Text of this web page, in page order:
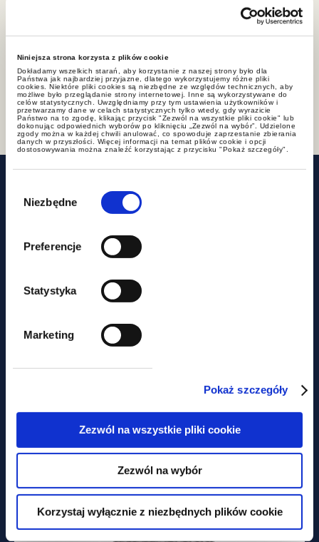
Niniejsza strona korzysta z plików cookie
Dokładamy wszelkich starań, aby korzystanie z naszej strony było dla
Państwa jak najbardziej przyjazne, dlatego wykorzystujemy różne pliki
cookies. Niektóre pliki cookies są niezbędne ze względów technicznych, aby
możliwe było przeglądanie strony internetowej. Inne są wykorzystywane do
celów statystycznych. Uwzględniamy przy tym ustawienia użytkowników i
przetwarzamy dane w celach statystycznych tylko wtedy, gdy wyrazicie
Państwo na to zgodę, klikając przycisk "Zezwól na wszystkie pliki cookie" lub
dokonując odpowiednich wyborów po kliknięciu „Zezwól na wybór”. Udzielone
zgody można w każdej chwili anulować, co spowoduje zaprzestanie zbierania
danych w przyszłości. Więcej informacji na temat plików cookie i opcji
dostosowywania można znaleźć korzystając z przycisku "Pokaż szczegóły".
zgody
Niezbędne
Preferencje
Statystyka
Marketing
Pokaż szczegóły
Zezwól na wszystkie pliki cookie
Zezwól na wybór
Korzystaj wyłącznie z niezbędnych plików cookie
Podziel się
Powiązane wpisy
dokumenty do pobrania
Proces Inwestycyjny 3/2026